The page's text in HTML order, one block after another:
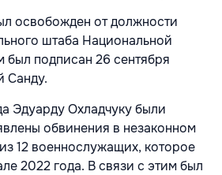
освобожден от должности
штаба Национальной
был подписан 26 сентября
Санду.
Эдуарду Охладчуку были
обвинения в незаконном
12 военнослужащих, которое
2022 года. В связи с этим был